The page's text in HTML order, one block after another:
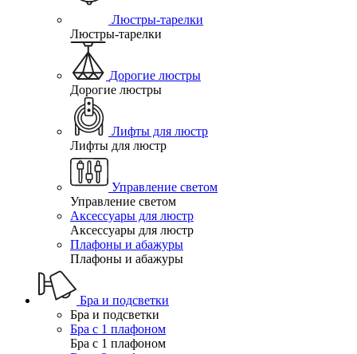
Люстры-тарелки
Люстры-тарелки
Дорогие люстры
Дорогие люстры
Лифты для люстр
Лифты для люстр
Управление светом
Управление светом
Аксессуары для люстр
Аксессуары для люстр
Плафоны и абажуры
Плафоны и абажуры
Бра и подсветки
Бра и подсветки
Бра с 1 плафоном
Бра с 1 плафоном